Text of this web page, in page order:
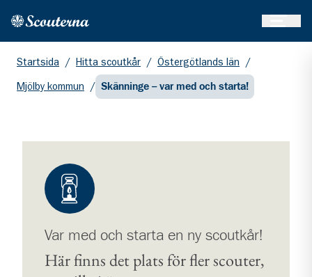
Hem
Startsida / Hitta scoutkår / Östergötlands län /
Mjölby kommun / Skänninge – var med och starta!
Var med och starta en ny scoutkår!
Här finns det plats för fler scouter,